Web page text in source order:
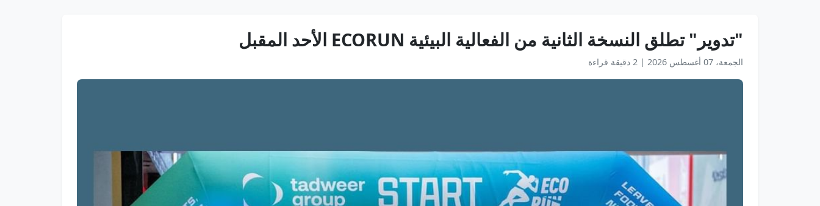
"تدوير" تطلق النسخة الثانية من الفعالية البيئية ECORUN الأحد المقبل
الجمعة، 07 أغسطس 2026 | 2 دقيقة قراءة